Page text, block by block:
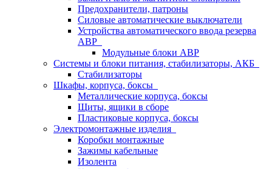
Предохранители, патроны
Силовые автоматические выключатели
Устройства автоматического ввода резерва
АВР
Модульные блоки АВР
Системы и блоки питания, стабилизаторы, АКБ
Стабилизаторы
Шкафы, корпуса, боксы
Металлические корпуса, боксы
Щиты, ящики в сборе
Пластиковые корпуса, боксы
Электромонтажные изделия
Коробки монтажные
Зажимы кабельные
Изолента